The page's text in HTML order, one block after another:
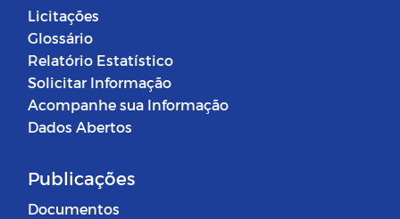
Licitações
Glossário
Relatório Estatístico
Solicitar Informação
Acompanhe sua Informação
Dados Abertos
Publicações
Documentos